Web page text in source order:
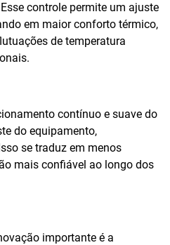
controle permite um ajuste
em maior conforto térmico,
de temperatura
contínuo e suave do
do equipamento,
se traduz em menos
mais confiável ao longo dos
importante é a